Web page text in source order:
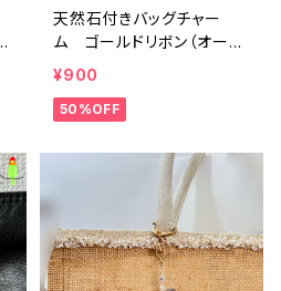
天然石付きバッグチャー
ム ゴールドリボン（オーラ
水晶）：bbc001S001【浄化
¥900
50%OFF